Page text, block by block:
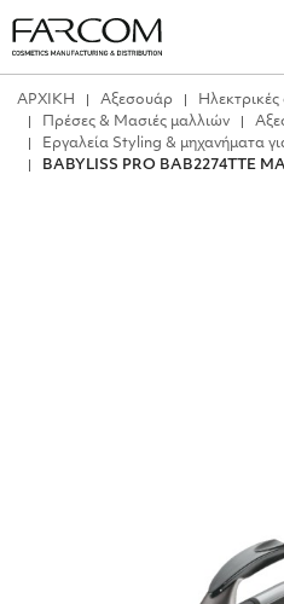
ΑΡΧΙΚΗ Αξεσουάρ
Πρέσες & Μασιές μαλλιών
Εργαλεία Styling & μηχανήματα
BABYLISS PRO BAB2274TTE